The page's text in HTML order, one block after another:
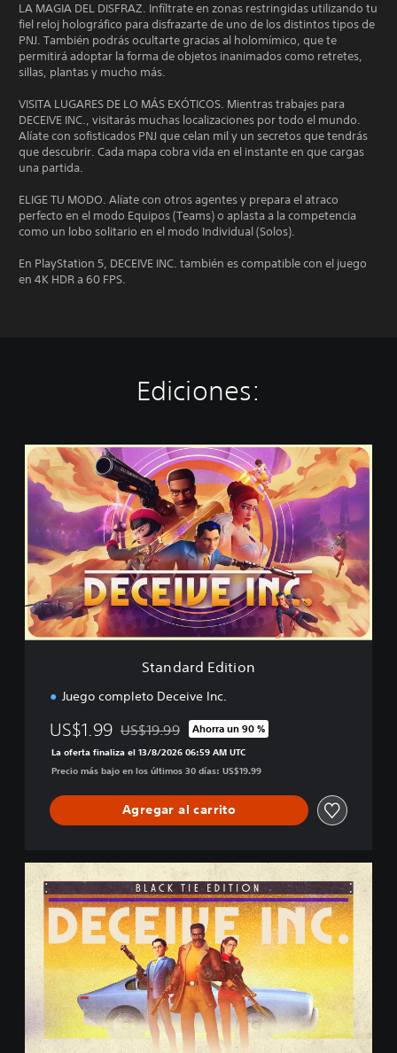
LA MAGIA DEL DISFRAZ. Infíltrate en zonas restringidas utilizando tu
fiel reloj holográfico para disfrazarte de uno de los distintos tipos de
PNJ. También podrás ocultarte gracias al holomímico, que te
permitirá adoptar la forma de objetos inanimados como retretes,
sillas, plantas y mucho más.
VISITA LUGARES DE LO MÁS EXÓTICOS. Mientras trabajes para
DECEIVE INC., visitarás muchas localizaciones por todo el mundo.
Alíate con sofisticados PNJ que celan mil y un secretos que tendrás
que descubrir. Cada mapa cobra vida en el instante en que cargas
una partida.
ELIGE TU MODO. Alíate con otros agentes y prepara el atraco
perfecto en el modo Equipos (Teams) o aplasta a la competencia
como un lobo solitario en el modo Individual (Solos).
En PlayStation 5, DECEIVE INC. también es compatible con el juego
en 4K HDR a 60 FPS.
Ediciones:
S
t
a
r
E
d
t
Standard Edition
Juego completo Deceive Inc.
US$1.99 Rebajado del precio original de US$19.99
US$19.99 Ahorra un 90 %
La oferta finaliza el 13/8/2026 06:59 AM UTC
Precio más bajo en los últimos 30 días: US$19.99
Agregar al carrito
l
E
d
i